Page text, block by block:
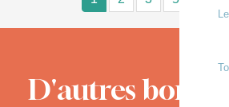
D'autres bons